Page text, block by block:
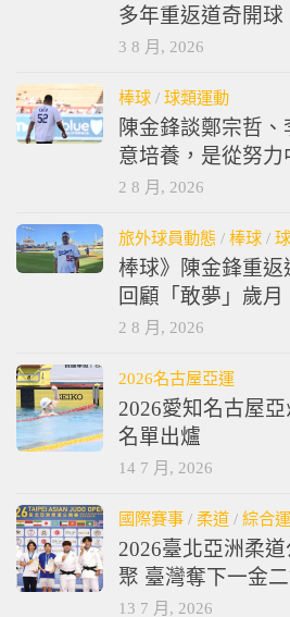
多年重返道奇開球
3 8 月, 2026
棒球 / 球類運動
陳金鋒談鄭宗哲、
意培養，是從努力
2 8 月, 2026
旅外球員動態 / 棒球 /
棒球》陳金鋒重
回顧「敢夢」歲月
2 8 月, 2026
2026名古屋亞運
2026愛知名古屋
名單出爐
14 7 月, 2026
國際賽事 / 柔道 / 綜合
2026臺北亞洲柔
聚 臺灣奪下一金
13 7 月, 2026